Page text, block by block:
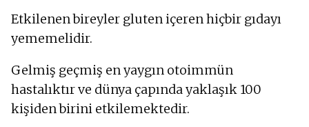
Saç dökülmesi - aşırı saç dökülmesi
Şişkinlik - gaz
Uzuvlarda şişme
Kuru cilt
Kas zayıflığı
Tremor
Etkilenen bireyler gluten içeren hiçbir gıdayı
yememelidir.
Gelmiş geçmiş en yaygın otoimmün
hastalıktır ve dünya çapında yaklaşık 100
kişiden birini etkilemektedir.